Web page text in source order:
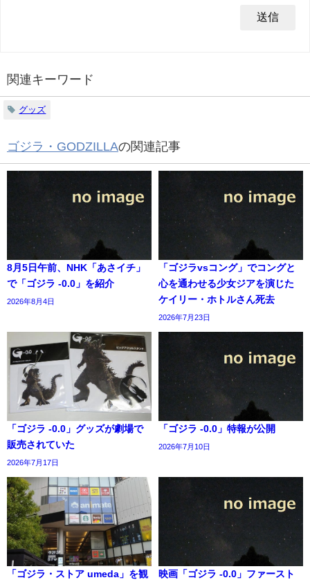
関連キーワード
グッズ
ゴジラ・GODZILLAの関連記事
8月5日午前、NHK「あさイチ」
で「ゴジラ -0.0」を紹介
2026年8月4日
「ゴジラvsコング」でコングと
心を通わせる少女ジアを演じた
ケイリー・ホトルさん死去
2026年7月23日
「ゴジラ -0.0」グッズが劇場で
販売されていた
2026年7月17日
「ゴジラ -0.0」特報が公開
2026年7月10日
「ゴジラ・ストア umeda」を観
映画「ゴジラ -0.0」ファースト